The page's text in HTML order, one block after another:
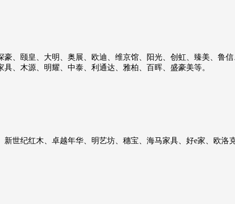
、颐皇、大明、奥展、欧迪、维京馆、阳光、创虹、臻美、鲁
、木源、明耀、中泰、利通达、雅柏、百晖、盛豪美等。
世纪红木、卓越年华、明艺坊、穗宝、海马家具、好e家、欧洛